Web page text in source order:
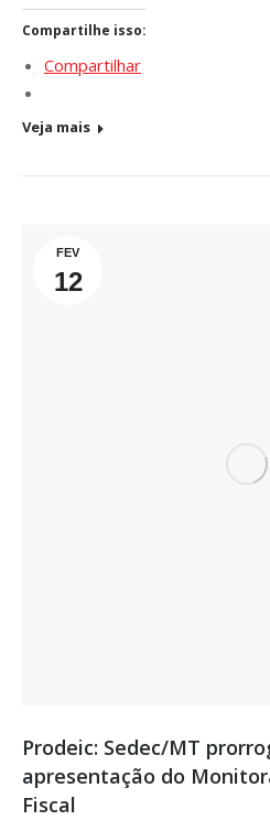
Compartilhe isso:
Compartilhar
Veja mais
FEV
12
Prodeic: Sedec/MT
apresentação do
Fiscal